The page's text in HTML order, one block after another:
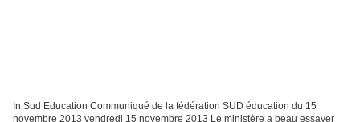
In Sud Education Communiqué de la fédération SUD éducation du 15
novembre 2013 vendredi 15 novembre 2013 Le ministère a beau essayer